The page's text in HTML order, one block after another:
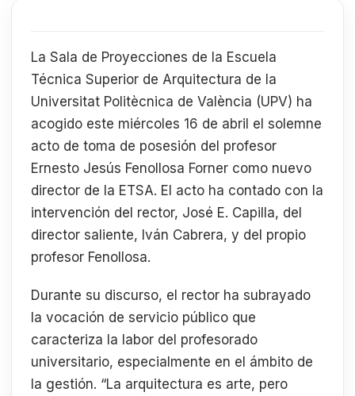
La Sala de Proyecciones de la Escuela
Técnica Superior de Arquitectura de la
Universitat Politècnica de València (UPV) ha
acogido este miércoles 16 de abril el solemne
acto de toma de posesión del profesor
Ernesto Jesús Fenollosa Forner como nuevo
director de la ETSA. El acto ha contado con la
intervención del rector, José E. Capilla, del
director saliente, Iván Cabrera, y del propio
profesor Fenollosa.
Durante su discurso, el rector ha subrayado
la vocación de servicio público que
caracteriza la labor del profesorado
universitario, especialmente en el ámbito de
la gestión. “La arquitectura es arte, pero